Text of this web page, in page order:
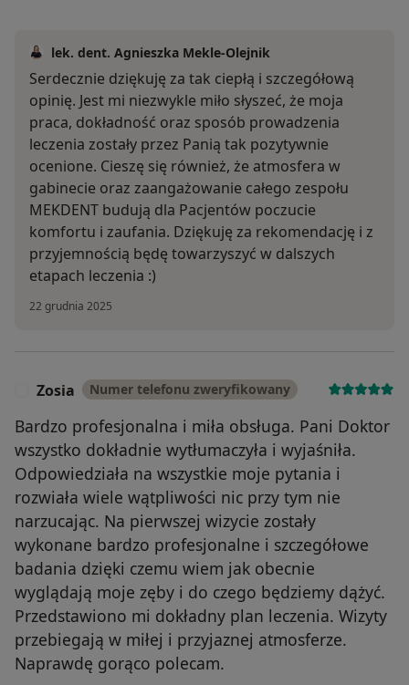
lek. dent. Agnieszka Mekle-Olejnik
Serdecznie dziękuję za tak ciepłą i szczegółową
opinię. Jest mi niezwykle miło słyszeć, że moja
praca, dokładność oraz sposób prowadzenia
leczenia zostały przez Panią tak pozytywnie
ocenione. Cieszę się również, że atmosfera w
gabinecie oraz zaangażowanie całego zespołu
MEKDENT budują dla Pacjentów poczucie
komfortu i zaufania. Dziękuję za rekomendację i z
przyjemnością będę towarzyszyć w dalszych
etapach leczenia :)
22 grudnia 2025
Zosia Numer telefonu zweryfikowany
Bardzo profesjonalna i miła obsługa. Pani Doktor
wszystko dokładnie wytłumaczyła i wyjaśniła.
Odpowiedziała na wszystkie moje pytania i
rozwiała wiele wątpliwości nic przy tym nie
narzucając. Na pierwszej wizycie zostały
wykonane bardzo profesjonalne i szczegółowe
badania dzięki czemu wiem jak obecnie
wyglądają moje zęby i do czego będziemy dążyć.
Przedstawiono mi dokładny plan leczenia. Wizyty
przebiegają w miłej i przyjaznej atmosferze.
Naprawdę gorąco polecam.